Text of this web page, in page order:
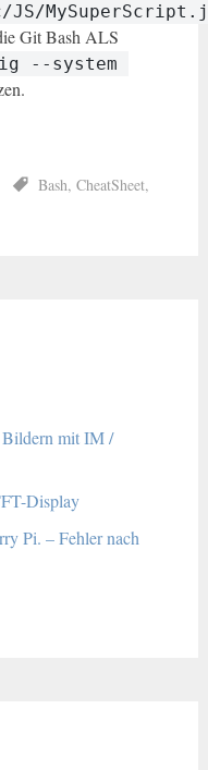
JS/
Git Bash ALS
--system
Bash, CheatSheet,
Bildern mit IM /
Display
Pi. – Fehler nach